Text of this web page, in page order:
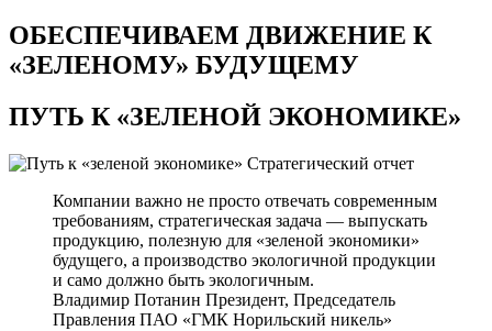
ОБЕСПЕЧИВАЕМ ДВИЖЕНИЕ К
«ЗЕЛЕНОМУ» БУДУЩЕМУ
ПУТЬ К«ЗЕЛЕНОЙ ЭКОНОМИКЕ»
Стратегический отчет
Компании важно не просто отвечать современным
требованиям, стратегическая задача — выпускать
продукцию, полезную для «зеленой экономики»
будущего, а производство экологичной продукции
и само должно быть экологичным.
Владимир Потанин Президент, Председатель
Правления ПАО «ГМК Норильский никель»